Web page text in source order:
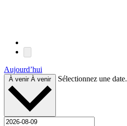
Aujourd’hui
À venir À venir Sélectionnez une date.